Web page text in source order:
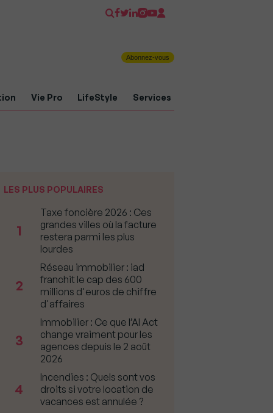
Abonnez-vous
Vie Pro LifeStyle Services
LES PLUS POPULAIRES
1
Taxe foncière 2026 : Ces
grandes villes où la facture
restera parmi les plus
lourdes
2
Réseau immobilier : iad
franchit le cap des 600
millions d'euros de chiffre
d'affaires
3
Immobilier : Ce que l’AI Act
change vraiment pour les
agences depuis le 2 août
2026
4
Incendies : Quels sont vos
droits si votre location de
vacances est annulée ?